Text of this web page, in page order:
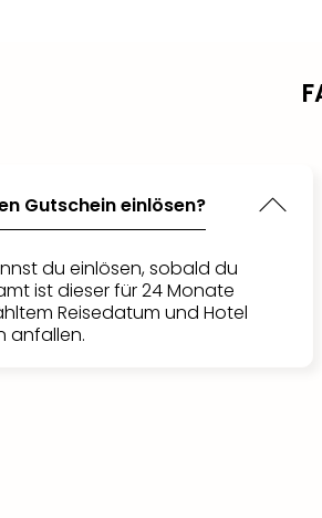
Gutschein einlösen?
du einlösen, sobald du
ist dieser für 24 Monate
Reisedatum und Hotel
anfallen.